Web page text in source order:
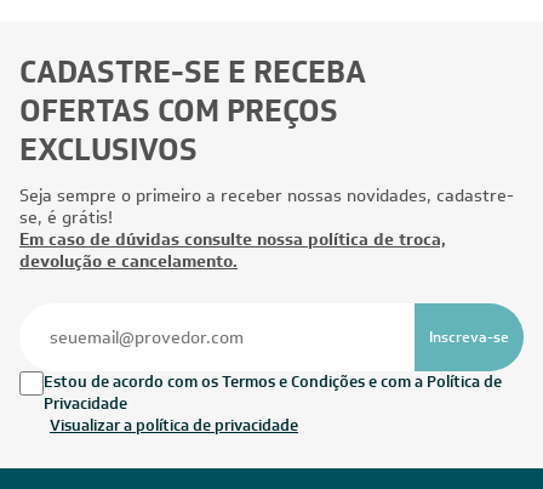
CADASTRE-SE E RECEBA
OFERTAS COM PREÇOS
EXCLUSIVOS
Seja sempre o primeiro a receber nossas novidades, cadastre-
se, é grátis!
Em caso de dúvidas consulte nossa política de troca,
devolução e cancelamento.
Inscreva-se
Estou de acordo com os Termos e Condições e com a Política de
Privacidade
Visualizar a política de privacidade